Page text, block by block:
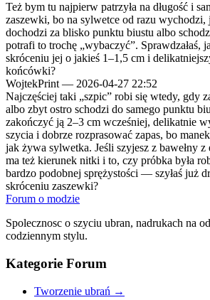
Też bym tu najpierw patrzyła na długość i
zaszewki, bo na sylwetce od razu wychodzi,
dochodzi za blisko punktu biustu albo
potrafi to trochę „wybaczyć”. Sprawdzałaś,
skróceniu jej o jakieś 1–1,5 cm i
końcówki?
WojtekPrint — 2026-04-27 22:52
Najczęściej taki „szpic” robi się wtedy, gdy
albo zbyt ostro schodzi do samego punktu
zakończyć ją 2–3 cm wcześniej, delikatnie
szycia i dobrze rozprasować zapas, bo
jak żywa sylwetka. Jeśli szyjesz z bawełny z
ma też kierunek nitki i to, czy próbka była
bardzo podobnej sprężystości — szyłaś już
skróceniu zaszewki?
Forum o modzie
Spolecznosc o szyciu ubran, nadrukach na
codziennym stylu.
Kategorie Forum
Tworzenie ubrań →